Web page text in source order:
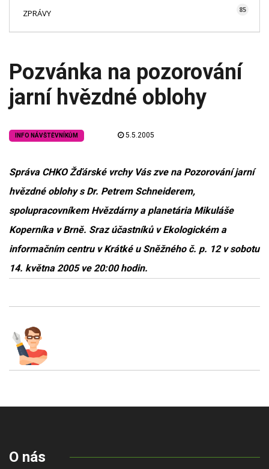
ZPRÁVY 85
Pozvánka na pozorování
jarní hvězdné oblohy
INFO NÁVŠTĚVNÍKŮM 5.5.2005
Správa CHKO Žďárské vrchy Vás zve na Pozorování jarní
hvězdné oblohy s Dr. Petrem Schneiderem,
spolupracovníkem Hvězdárny a planetária Mikuláše
Koperníka v Brně. Sraz účastníků v Ekologickém a
informačním centru v Krátké u Sněžného č. p. 12 v sobotu
14. května 2005 ve 20:00 hodin.
O nás